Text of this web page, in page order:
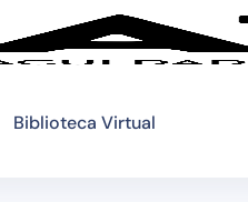
Biblioteca Virtual